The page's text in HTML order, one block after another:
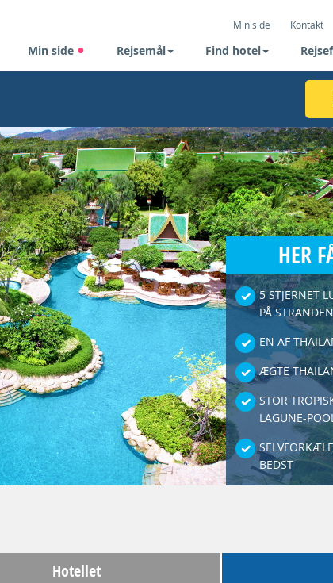
Min side Kontakt
Min side Rejsemål Find hotel
HER
5 STJERNET
PÅ STRANDEN
EN AF
ÆGTE
STOR
LAGUNE-
BEDST
Hotellet